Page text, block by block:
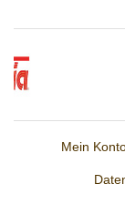
Mein